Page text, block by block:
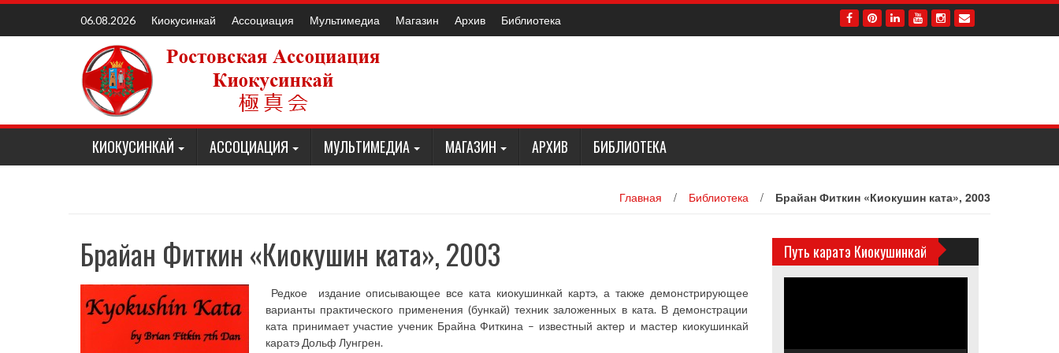
Наверх
06.08.2026 Киокусинкай Ассоциация Мультимедиа Магазин Архив Библиотека
КИОКУСИНКАЙ АССОЦИАЦИЯ МУЛЬТИМЕДИА МАГАЗИН АРХИВ БИБЛИОТЕКА
Главная / Библиотека / Брайан Фиткин «Киокушин ката», 2003
Брайан Фиткин «Киокушин ката», 2003
Редкое издание описывающее все ката киокушинкай картэ, а также демонстрирующее
варианты практического применения (бункай) техник заложенных в ката. В демонстрации
ката принимает участие ученик Брайна Фиткина – известный актер и мастер киокушинкай
каратэ Дольф Лунгрен.
Путь каратэ Киокушинкай